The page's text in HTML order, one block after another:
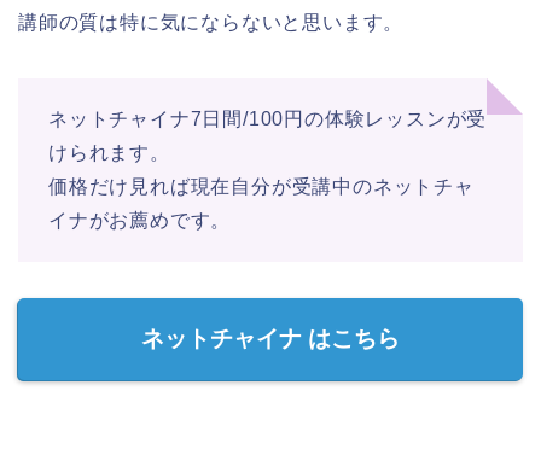
講師の質は特に気にならないと思います。
ネットチャイナ7日間/100円の体験レッスンが受
けられます。
価格だけ見れば現在自分が受講中のネットチャ
イナがお薦めです。
ネットチャイナ はこちら